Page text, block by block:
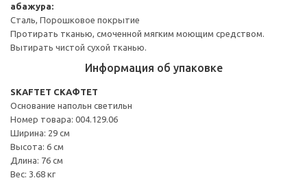
абажура:
Сталь, Порошковое покрытие
Протирать тканью, смоченной мягким моющим средством.
Вытирать чистой сухой тканью.
Информация об упаковке
SKAFTET СКАФТЕТ
Основание напольн светильн
Номер товара: 004.129.06
Ширина: 29 см
Высота: 6 см
Длина: 76 см
Вес: 3.68 кг